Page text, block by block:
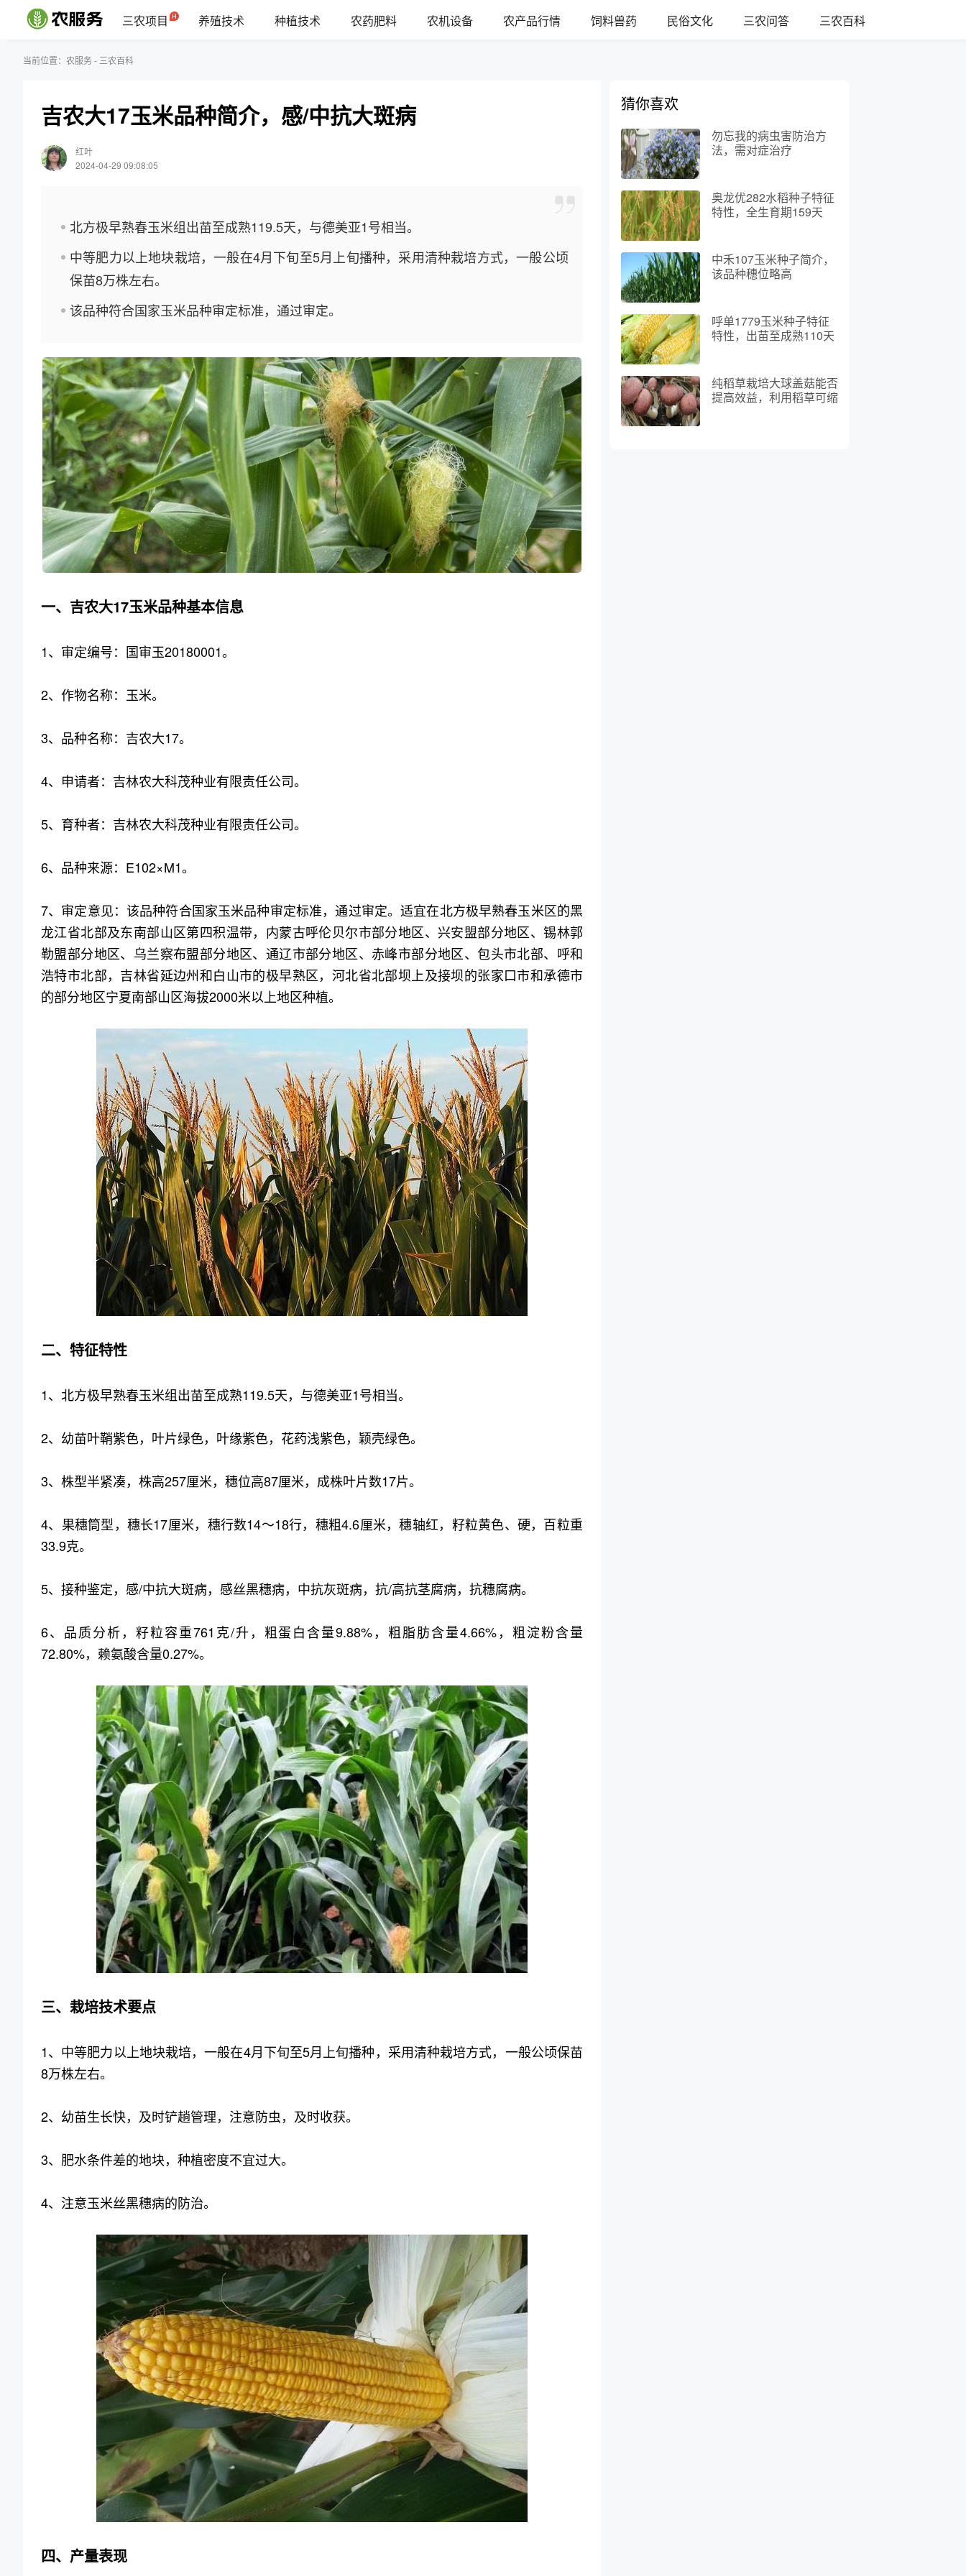
三农项目 养殖技术 种植技术 农药肥料 农机设备 农产品行情 饲料兽药 民俗文化 三农问答 三农百科
当前位置： 农服务- 三农百科
吉农大17玉米品种简介，感/中抗大斑病
红叶
2024-04-29 09:08:05
北方极早熟春玉米组出苗至成熟119.5天，与德美亚1号相当。
中等肥力以上地块栽培，一般在4月下旬至5月上旬播种，采用清种栽培方式，一般公顷
保苗8万株左右。
该品种符合国家玉米品种审定标准，通过审定。
一、吉农大17玉米品种基本信息
1、审定编号：国审玉20180001。
2、作物名称：玉米。
3、品种名称：吉农大17。
4、申请者：吉林农大科茂种业有限责任公司。
5、育种者：吉林农大科茂种业有限责任公司。
6、品种来源：E102×M1。
7、审定意见：该品种符合国家玉米品种审定标准，通过审定。适宜在北方极早熟春玉米区的黑
龙江省北部及东南部山区第四积温带，内蒙古呼伦贝尔市部分地区、兴安盟部分地区、锡林郭
勒盟部分地区、乌兰察布盟部分地区、通辽市部分地区、赤峰市部分地区、包头市北部、呼和
浩特市北部，吉林省延边州和白山市的极早熟区，河北省北部坝上及接坝的张家口市和承德市
的部分地区宁夏南部山区海拔2000米以上地区种植。
二、特征特性
1、北方极早熟春玉米组出苗至成熟119.5天，与德美亚1号相当。
2、幼苗叶鞘紫色，叶片绿色，叶缘紫色，花药浅紫色，颖壳绿色。
3、株型半紧凑，株高257厘米，穗位高87厘米，成株叶片数17片。
4、果穗筒型，穗长17厘米，穗行数14～18行，穗粗4.6厘米，穗轴红，籽粒黄色、硬，百粒重
33.9克。
5、接种鉴定，感/中抗大斑病，感丝黑穗病，中抗灰斑病，抗/高抗茎腐病，抗穗腐病。
6、品质分析，籽粒容重761克/升，粗蛋白含量9.88%，粗脂肪含量4.66%，粗淀粉含量
72.80%，赖氨酸含量0.27%。
三、栽培技术要点
1、中等肥力以上地块栽培，一般在4月下旬至5月上旬播种，采用清种栽培方式，一般公顷保苗
8万株左右。
2、幼苗生长快，及时铲趟管理，注意防虫，及时收获。
3、肥水条件差的地块，种植密度不宜过大。
4、注意玉米丝黑穗病的防治。
四、产量表现
猜你喜欢
勿忘我的病虫害防治方
法，需对症治疗
奥龙优282水稻种子特征
特性，全生育期159天
中禾107玉米种子简介，
该品种穗位略高
呼单1779玉米种子特征
特性，出苗至成熟110天
纯稻草栽培大球盖菇能否
提高效益，利用稻草可缩